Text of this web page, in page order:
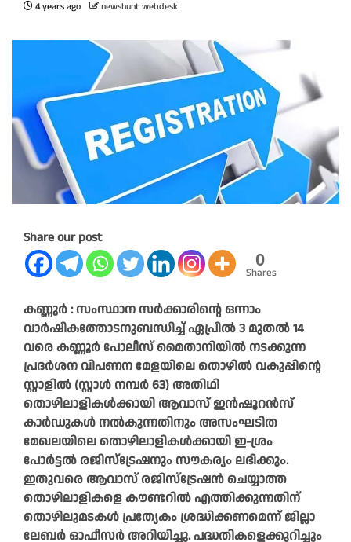
4 years ago newshunt webdesk
Share our post
0
Shares
കണ്ണൂർ : സംസ്ഥാന സര്‍ക്കാരിന്റെ ഒന്നാം
വാര്‍ഷികത്തോടനുബന്ധിച്ച് ഏപ്രില്‍ 3 മുതല്‍ 14
വരെ കണ്ണൂര്‍ പോലീസ് മൈതാനിയില്‍ നടക്കുന്ന
പ്രദര്‍ശന വിപണന മേളയിലെ തൊഴില്‍ വകുപ്പിന്റെ
സ്റ്റാളില്‍ (സ്റ്റാള്‍ നമ്പര്‍ 63) അതിഥി
തൊഴിലാളികള്‍ക്കായി ആവാസ് ഇന്‍ഷൂറന്‍സ്
കാര്‍ഡുകള്‍ നല്‍കുന്നതിനും അസംഘടിത
മേഖലയിലെ തൊഴിലാളികള്‍ക്കായി ഇ-ശ്രം
പോര്‍ട്ടല്‍ രജിസ്‌ട്രേഷനും സൗകര്യം ലഭിക്കും.
ഇതുവരെ ആവാസ് രജിസ്‌ട്രേഷന്‍ ചെയ്യാത്ത
തൊഴിലാളികളെ കൗണ്ടറില്‍ എത്തിക്കുന്നതിന്
തൊഴിലുമടകള്‍ പ്രത്യേകം ശ്രദ്ധിക്കണമെന്ന് ജില്ലാ
ലേബര്‍ ഓഫീസര്‍ അറിയിച്ചു. പദ്ധതികളെക്കുറിച്ചും